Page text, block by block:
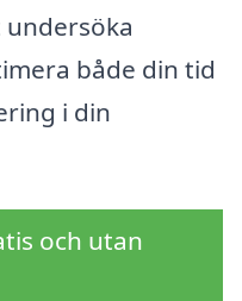
både din tid
i din
och utan